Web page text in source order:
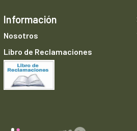
Información
Nosotros
Libro de Reclamaciones